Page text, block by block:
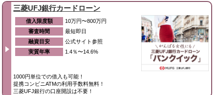
三菱UFJ銀行カードローン
借入限度額
10万円〜800万円
審査時間
最短即日
融資目安
公式サイト参照
実質年率
1.4％〜14.6%
1000円単位での借入も可能！
提携コンビニATMの利用手数料無料！
三菱UFJ銀行の口座開設は不要！